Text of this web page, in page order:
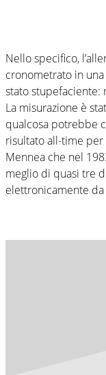
Nello specifico,
cronometrato in
stato stupefaciente:
La misurazione è
qualcosa potrebbe
risultato all-time
Mennea che nel
meglio di quasi tre
elettronicamente